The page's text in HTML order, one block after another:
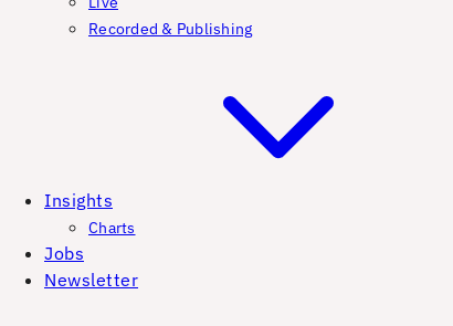
Recorded & Publishing
Insights
Charts
Jobs
Newsletter